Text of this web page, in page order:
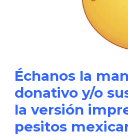
Échanos la
donativo y/o
la versión
pesitos